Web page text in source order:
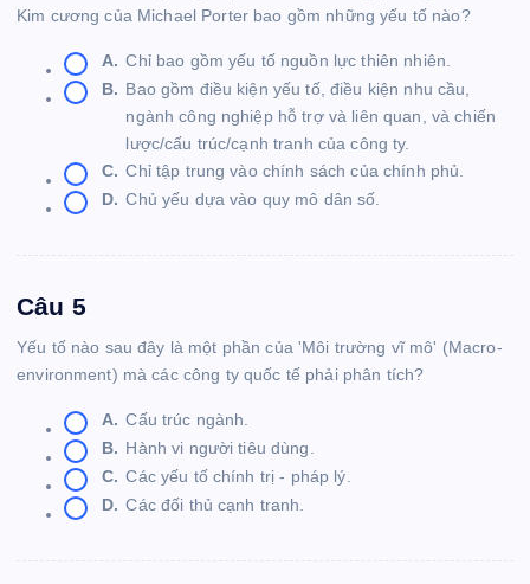
Kim cương của Michael Porter bao gồm những yếu tố nào?
A. Chỉ bao gồm yếu tố nguồn lực thiên nhiên.
B. Bao gồm điều kiện yếu tố, điều kiện nhu cầu,
ngành công nghiệp hỗ trợ và liên quan, và chiến
lược/cấu trúc/cạnh tranh của công ty.
C. Chỉ tập trung vào chính sách của chính phủ.
D. Chủ yếu dựa vào quy mô dân số.
Câu 5
Yếu tố nào sau đây là một phần của 'Môi trường vĩ mô' (Macro-
environment) mà các công ty quốc tế phải phân tích?
A. Cấu trúc ngành.
B. Hành vi người tiêu dùng.
C. Các yếu tố chính trị - pháp lý.
D. Các đối thủ cạnh tranh.